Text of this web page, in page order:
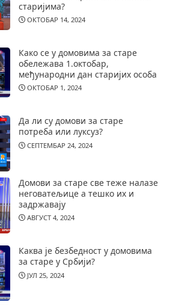
старијима?
ОКТОБАР 14, 2024
Како се у домовима за старе
обележава 1.октобар,
међународни дан старијих особа
ОКТОБАР 1, 2024
Да ли су домови за старе
потреба или луксуз?
СЕПТЕМБАР 24, 2024
Домови за старе све теже налазе
неговатељице а тешко их и
задржавају
АВГУСТ 4, 2024
Каква је безбедност у домовима
за старе у Србији?
ЈУЛ 25, 2024